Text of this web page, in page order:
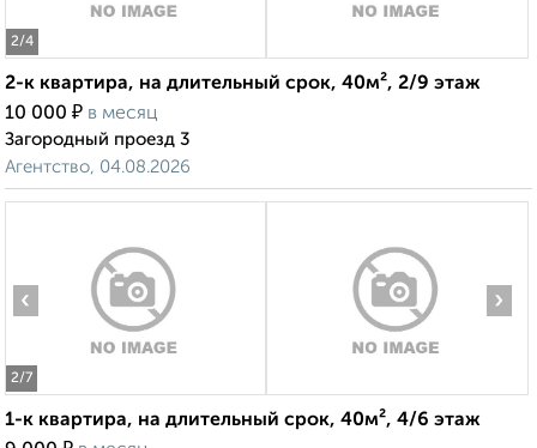
2/4
2-к квартира, на длительный срок, 40м², 2/9 этаж
10 000 ₽ в месяц
Загородный проезд 3
Агентство, 04.08.2026
2/7
‹ ›
1-к квартира, на длительный срок, 40м², 4/6 этаж